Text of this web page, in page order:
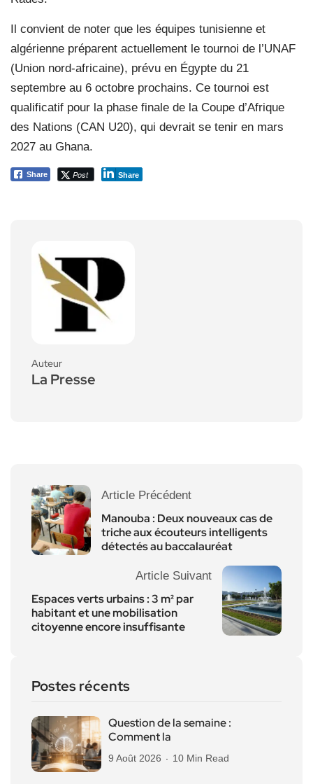
Il convient de noter que les équipes tunisienne et
algérienne préparent actuellement le tournoi de l’UNAF
(Union nord-africaine), prévu en Égypte du 21
septembre au 6 octobre prochains. Ce tournoi est
qualificatif pour la phase finale de la Coupe d’Afrique
des Nations (CAN U20), qui devrait se tenir en mars
2027 au Ghana.
Share Post Share
Auteur
La Presse
Article Précédent
Manouba : Deux nouveaux cas de
triche aux écouteurs intelligents
détectés au baccalauréat
Article Suivant
Espaces verts urbains : 3 m² par
habitant et une mobilisation
citoyenne encore insuffisante
Postes récents
Question de la semaine :
Comment la
9 Août 2026 10 Min Read